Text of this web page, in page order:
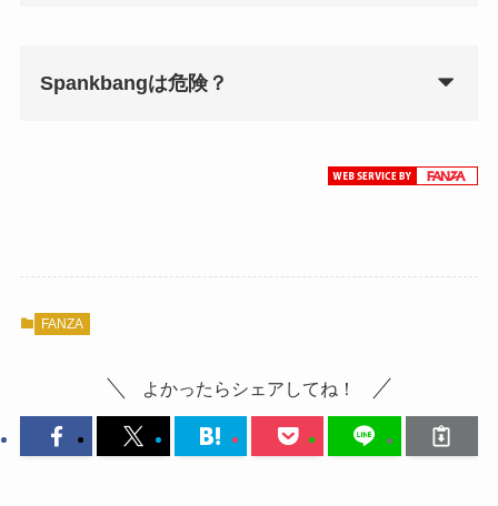
Spankbangは危険？
FANZA
よかったらシェアしてね！